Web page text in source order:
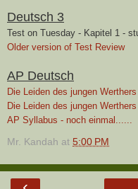
Deutsch 3
Test on Tuesday - Kapitel 1 -
Older version of Test Review
AP Deutsch
Die Leiden des jungen
Die Leiden des jungen
AP Syllabus - noch einmal......
Mr. Kandah at 5:00 PM